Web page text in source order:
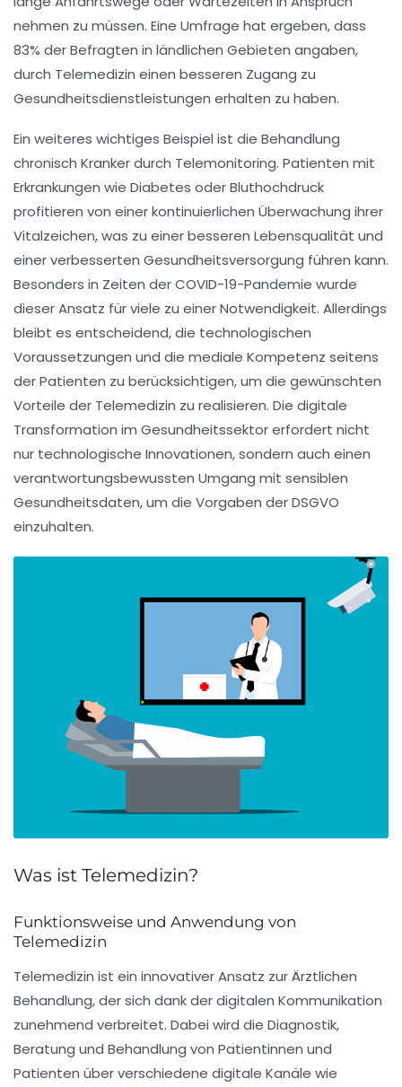
nehmen zu müssen. Eine Umfrage hat ergeben, dass
83% der Befragten in ländlichen Gebieten angaben,
durch Telemedizin einen besseren Zugang zu
Gesundheitsdienstleistungen erhalten zu haben.
Ein weiteres wichtiges Beispiel ist die Behandlung
chronisch Krankerdurch Telemonitoring. Patienten mit
Erkrankungen wie Diabetes oderBluthochdruck
profitieren von einer kontinuierlichen Überwachung ihrer
Vitalzeichen, was zu einer besseren Lebensqualität und
einer verbesserten Gesundheitsversorgung führen kann.
Besonders in Zeiten derCOVID-19-Pandemie wurde
dieser Ansatz für viele zu einer Notwendigkeit. Allerdings
bleibt es entscheidend, die technologischen
Voraussetzungen und die mediale Kompetenz seitens
der Patienten zu berücksichtigen, um die gewünschten
Vorteile der Telemedizin zu realisieren. Die digitale
Transformation im Gesundheitssektor erfordert nicht
nur technologische Innovationen, sondern auch einen
verantwortungsbewussten Umgang mit sensiblen
Gesundheitsdaten, um die Vorgaben derDSGVO
einzuhalten.
Was ist Telemedizin?
Funktionsweise und Anwendung von
Telemedizin
Telemedizin ist ein innovativer Ansatz zurÄrztlichen
Behandlung, der sich dank der digitalen Kommunikation
zunehmend verbreitet. Dabei wird die Diagnostik,
Beratung und Behandlung von Patientinnen und
Patienten über verschiedene digitale Kanäle wie